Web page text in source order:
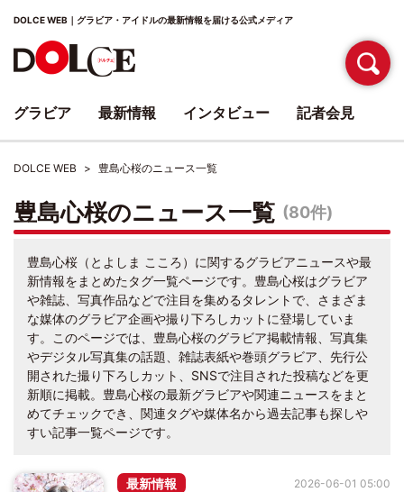
DOLCE WEB｜グラビア・アイドルの最新情報を届ける公式メディア
DOLCE WEB 豊島心桜のニュース一覧
豊島心桜のニュース一覧 (80件)
豊島心桜（とよしま こころ）に関するグラビアニュースや最
新情報をまとめたタグ一覧ページです。豊島心桜はグラビア
や雑誌、写真作品などで注目を集めるタレントで、さまざま
な媒体のグラビア企画や撮り下ろしカットに登場していま
す。このページでは、豊島心桜のグラビア掲載情報、写真集
やデジタル写真集の話題、雑誌表紙や巻頭グラビア、先行公
開された撮り下ろしカット、SNSで注目された投稿などを更
新順に掲載。豊島心桜の最新グラビアや関連ニュースをまと
めてチェックでき、関連タグや媒体名から過去記事も探しや
すい記事一覧ページです。
最新情報 2026-06-01 05:00
グラビア 最新情報 インタビュー 記者会見